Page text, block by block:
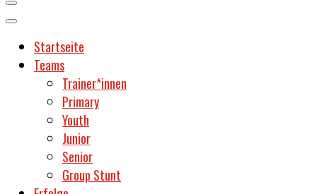
Sweet
Memory
Unser Verein wurde bereits 1996 gegründet und ist damit der
älteste und traditionsreichste Cheerleadingverein Potsdams.
Startseite
Teams
Trainer*innen
Primary
Youth
Junior
Senior
Group Stunt